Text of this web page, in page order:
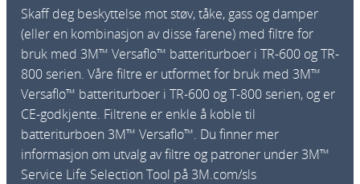
l
t
e
r
a
n
t
a
l
Skaff deg beskyttelse mot støv, tåke, gass og damper
(eller en kombinasjon av disse farene) med filtre for
bruk med 3M™ Versaflo™ batteriturboer i TR-600 og TR-
800 serien. Våre filtre er utformet for bruk med 3M™
Versaflo™ batteriturboer i TR-600 og T-800 serien, og er
CE-godkjente. Filtrene er enkle å koble til
batteriturboen 3M™ Versaflo™. Du finner mer
informasjon om utvalg av filtre og patroner under 3M™
Service Life Selection Tool på 3M.com/sls